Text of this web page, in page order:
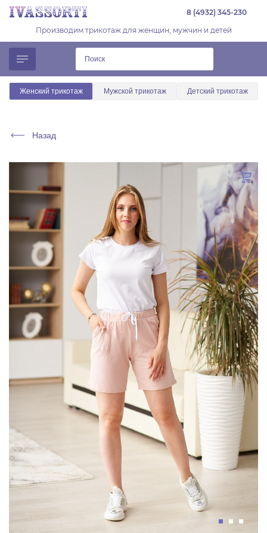
8 (4932) 345-230
Производим трикотаж для женщин, мужчин и детей
Женский трикотаж Мужской трикотаж Детский трикотаж
Назад